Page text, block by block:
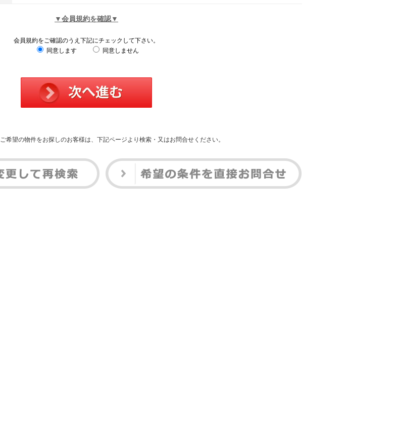
▼会員規約を確認▼
会員規約をご確認のうえ下記にチェックして下さい。
同意します
同意しません
ご希望の物件をお探しのお客様は、下記ページより検索・又はお問合せください。